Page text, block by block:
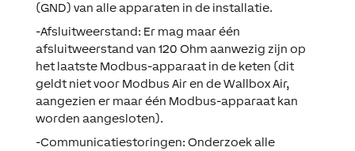
(GND) van alle apparaten in de installatie.
-Afsluitweerstand: Er mag maar één
afsluitweerstand van 120 Ohm aanwezig zijn op
het laatste Modbus-apparaat in de keten (dit
geldt niet voor Modbus Air en de Wallbox Air,
aangezien er maar één Modbus-apparaat kan
worden aangesloten).
-Communicatiestoringen: Onderzoek alle